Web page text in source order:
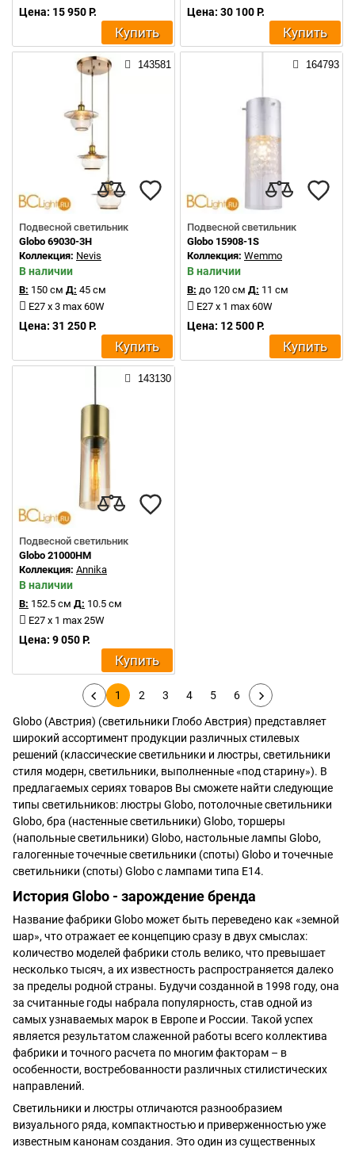
Цена: 15 950 Р.
Купить
Цена: 30 100 Р.
Купить
143581
Подвесной светильник
Globo 69030-3H
Коллекция: Nevis
В наличии
В: 150 см Д: 45 см
E27 x 3 max 60W
Цена: 31 250 Р.
Купить
164793
Подвесной светильник
Globo 15908-1S
Коллекция: Wemmo
В наличии
В: до 120 см Д: 11 см
E27 x 1 max 60W
Цена: 12 500 Р.
Купить
143130
Подвесной светильник
Globo 21000HM
Коллекция: Annika
В наличии
В: 152.5 см Д: 10.5 см
E27 x 1 max 25W
Цена: 9 050 Р.
Купить
1 2 3 4 5 6
Globo (Австрия) (светильники Глобо Австрия) представляет
широкий ассортимент продукции различных стилевых
решений (классические светильники и люстры, светильники
стиля модерн, светильники, выполненные «под старину»). В
предлагаемых сериях товаров Вы сможете найти следующие
типы светильников: люстры Globo, потолочные светильники
Globo, бра (настенные светильники) Globo, торшеры
(напольные светильники) Globo, настольные лампы Globo,
галогенные точечные светильники (споты) Globo и точечные
светильники (споты) Globo с лампами типа E14.
История Globo - зарождение бренда
Название фабрики Globo может быть переведено как «земной
шар», что отражает ее концепцию сразу в двух смыслах:
количество моделей фабрики столь велико, что превышает
несколько тысяч, а их известность распространяется далеко
за пределы родной страны. Будучи созданной в 1998 году, она
за считанные годы набрала популярность, став одной из
самых узнаваемых марок в Европе и России. Такой успех
является результатом слаженной работы всего коллектива
фабрики и точного расчета по многим факторам – в
особенности, востребованности различных стилистических
направлений.
Светильники и люстры отличаются разнообразием
визуального ряда, компактностью и приверженностью уже
известным канонам создания. Это один из существенных